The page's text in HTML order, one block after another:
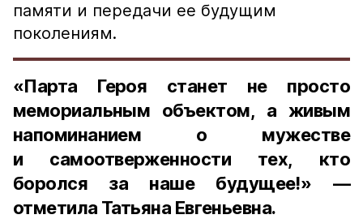
памяти и передачи ее будущим
поколениям.
«Парта Героя станет не просто
мемориальным объектом, а живым
напоминанием о мужестве
и самоотверженности тех, кто
боролся за наше будущее!» —
отметила Татьяна Евгеньевна.